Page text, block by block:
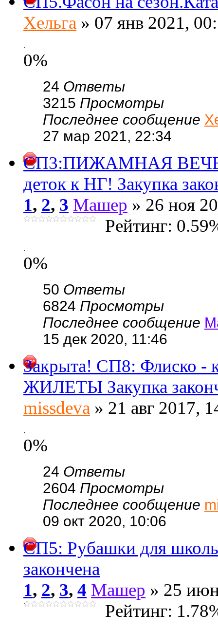
Хельга » 07 янв 2021,
.
0%
24 Ответы
3215 Просмотры
Последнее сообщение
27 мар 2021, 22:34
СП3:ПИЖАМНАЯ
деток к НГ! Закупка
1, 2, 3 Машер » 26 ноя
Рейтинг:
.
0%
50 Ответы
6824 Просмотры
Последнее сообщение
15 дек 2020, 11:46
Закрыта! СП8: Флиско
ЖИЛЕТЫ Закупка
missdeva » 21 авг 2017,
.
0%
24 Ответы
2604 Просмотры
Последнее сообщение
09 окт 2020, 10:06
СП5: Рубашки для
закончена
1, 2, 3, 4 Машер » 25
Рейтинг: